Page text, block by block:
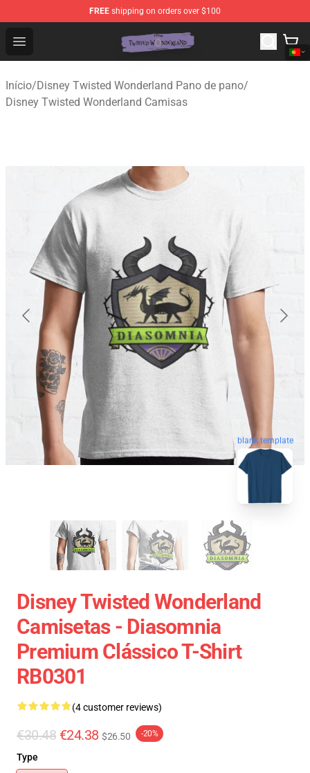
FREE shipping on orders over $100
Open menu
Twisted Wonderland Store - Official Twisted
Início/Disney Twisted Wonderland Pano de pano/
Disney Twisted Wonderland Camisas
blank template
Disney Twisted Wonderland
Camisetas - Diasomnia
Premium Clássico T-Shirt
RB0301
(4 customer reviews)
€30.48 €24.38 $26.50 -20%
Type